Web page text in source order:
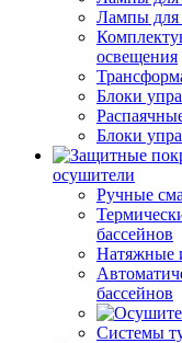
Лампы для
освещения
Блоки
Блоки
осушители
Ручные
бассейнов
Натяжные
бассейнов
Системы